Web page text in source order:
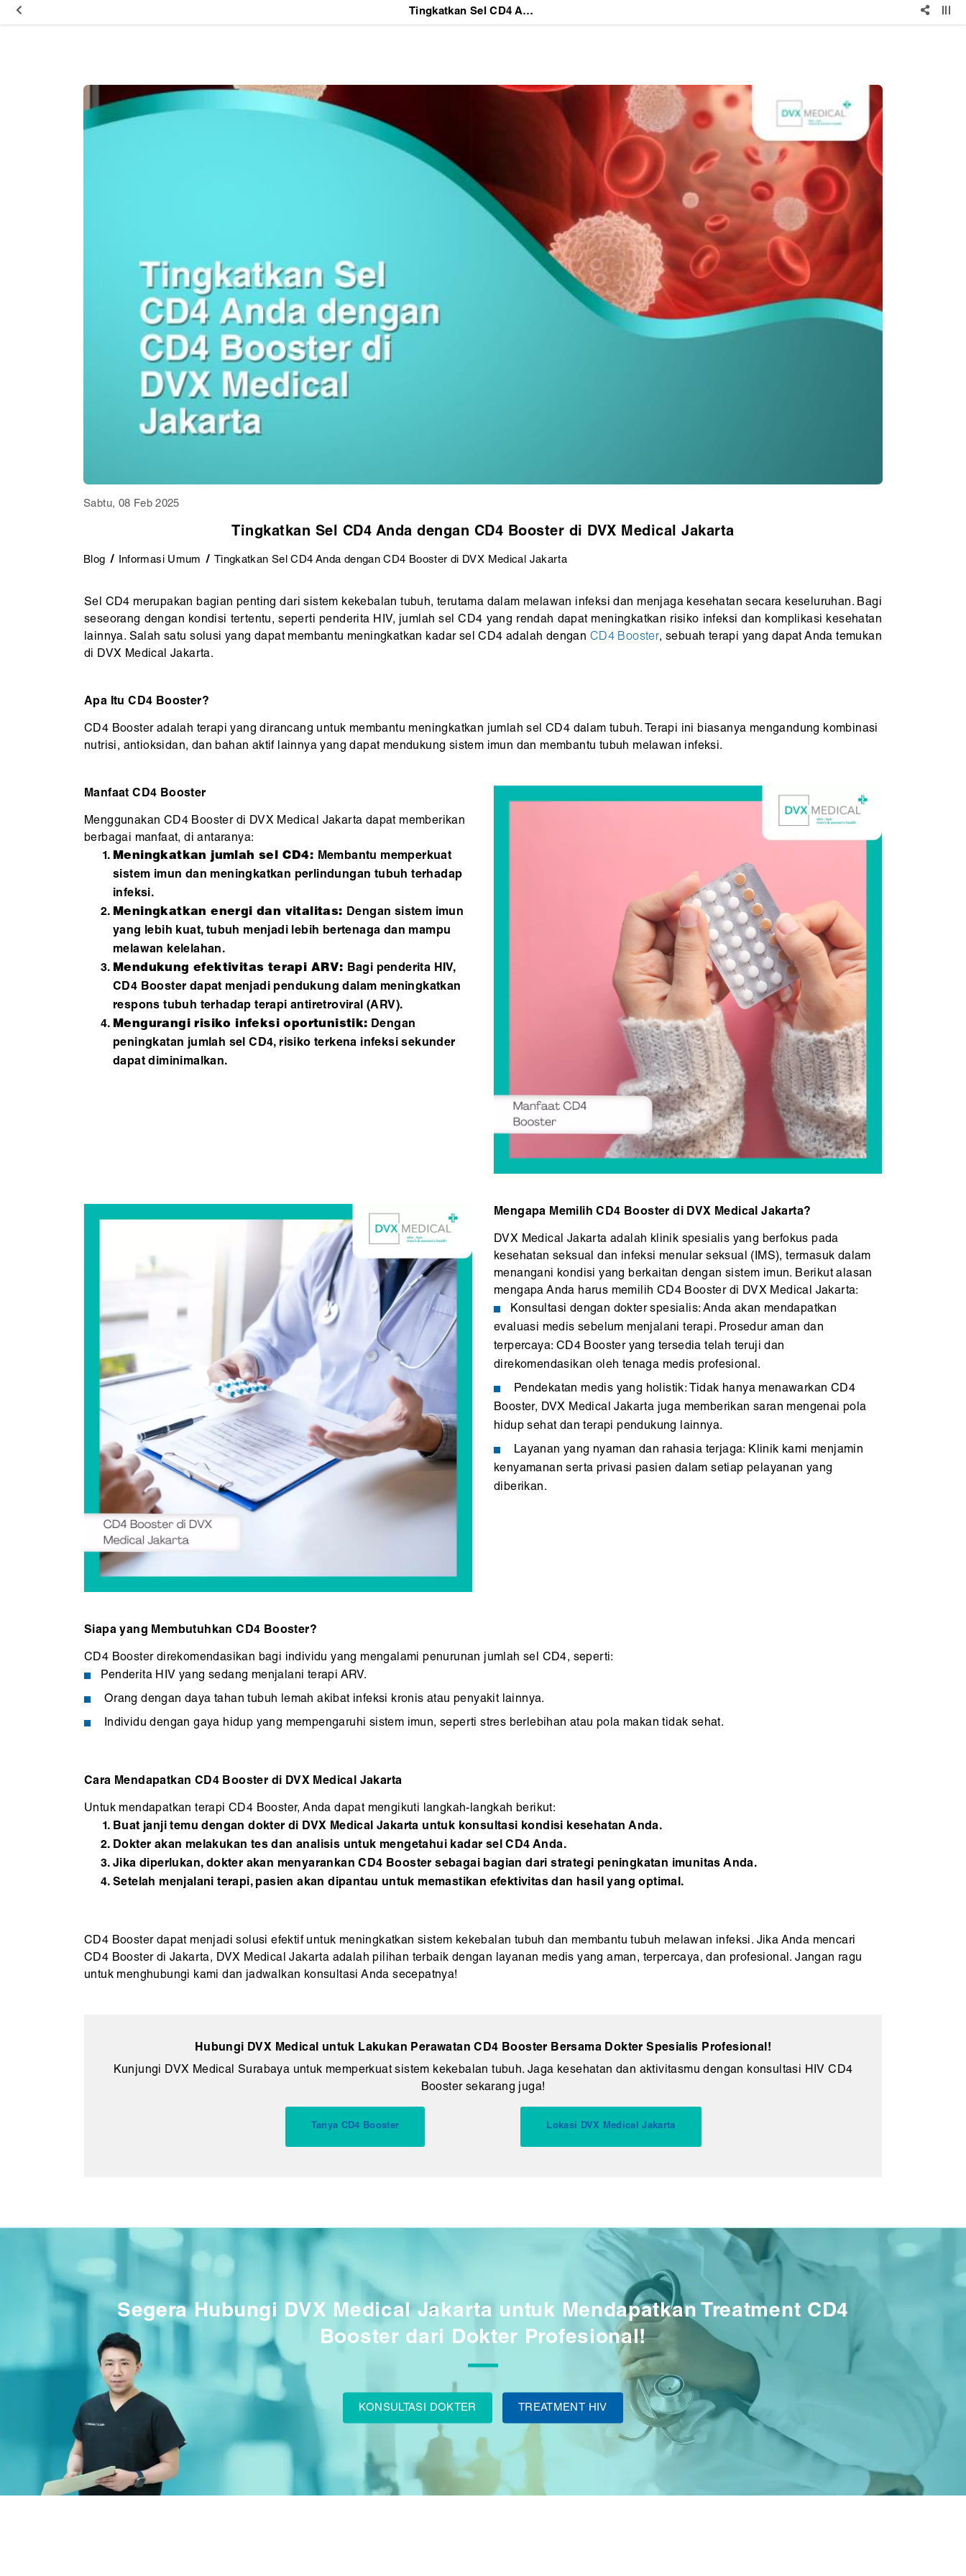
Tingkatkan Sel CD4 Anda dengan CD4 Booster di DVX Medical Jakarta
Sabtu, 08 Feb 2025
Tingkatkan Sel CD4 Anda dengan CD4 Booster di DVX Medical Jakarta
Blog Informasi Umum Tingkatkan Sel CD4 Anda dengan CD4 Booster di DVX Medical Jakarta
Sel CD4 merupakan bagian penting dari sistem kekebalan tubuh, terutama dalam melawan infeksi dan menjaga kesehatan secara keseluruhan. Bagi
seseorang dengan kondisi tertentu, seperti penderita HIV, jumlah sel CD4 yang rendah dapat meningkatkan risiko infeksi dan komplikasi kesehatan
lainnya. Salah satu solusi yang dapat membantu meningkatkan kadar sel CD4 adalah dengan CD4 Booster, sebuah terapi yang dapat Anda temukan
di DVX Medical Jakarta.
Apa Itu CD4 Booster?
CD4 Booster adalah terapi yang dirancang untuk membantu meningkatkan jumlah sel CD4 dalam tubuh. Terapi ini biasanya mengandung kombinasi
nutrisi, antioksidan, dan bahan aktif lainnya yang dapat mendukung sistem imun dan membantu tubuh melawan infeksi.
Manfaat CD4 Booster
Menggunakan CD4 Booster di DVX Medical Jakarta dapat memberikan
berbagai manfaat, di antaranya:
Meningkatkan jumlah sel CD4: Membantu memperkuat
sistem imun dan meningkatkan perlindungan tubuh terhadap
infeksi.
Meningkatkan energi dan vitalitas: Dengan sistem imun
yang lebih kuat, tubuh menjadi lebih bertenaga dan mampu
melawan kelelahan.
Mendukung efektivitas terapi ARV: Bagi penderita HIV,
CD4 Booster dapat menjadi pendukung dalam meningkatkan
respons tubuh terhadap terapi antiretroviral (ARV).
Mengurangi risiko infeksi oportunistik: Dengan
peningkatan jumlah sel CD4, risiko terkena infeksi sekunder
dapat diminimalkan.
Mengapa Memilih CD4 Booster di DVX Medical Jakarta?
DVX Medical Jakarta adalah klinik spesialis yang berfokus pada
kesehatan seksual dan infeksi menular seksual (IMS), termasuk dalam
menangani kondisi yang berkaitan dengan sistem imun. Berikut alasan
mengapa Anda harus memilih CD4 Booster di DVX Medical Jakarta:
Konsultasi dengan dokter spesialis: Anda akan mendapatkan
evaluasi medis sebelum menjalani terapi. Prosedur aman dan
terpercaya: CD4 Booster yang tersedia telah teruji dan
direkomendasikan oleh tenaga medis profesional.
Pendekatan medis yang holistik: Tidak hanya menawarkan CD4
Booster, DVX Medical Jakarta juga memberikan saran mengenai pola
hidup sehat dan terapi pendukung lainnya.
Layanan yang nyaman dan rahasia terjaga: Klinik kami menjamin
kenyamanan serta privasi pasien dalam setiap pelayanan yang
diberikan.
Siapa yang Membutuhkan CD4 Booster?
CD4 Booster direkomendasikan bagi individu yang mengalami penurunan jumlah sel CD4, seperti:
Penderita HIV yang sedang menjalani terapi ARV.
Orang dengan daya tahan tubuh lemah akibat infeksi kronis atau penyakit lainnya.
Individu dengan gaya hidup yang mempengaruhi sistem imun, seperti stres berlebihan atau pola makan tidak sehat.
Cara Mendapatkan CD4 Booster di DVX Medical Jakarta
Untuk mendapatkan terapi CD4 Booster, Anda dapat mengikuti langkah-langkah berikut:
Buat janji temu dengan dokter di DVX Medical Jakarta untuk konsultasi kondisi kesehatan Anda.
Dokter akan melakukan tes dan analisis untuk mengetahui kadar sel CD4 Anda.
Jika diperlukan, dokter akan menyarankan CD4 Booster sebagai bagian dari strategi peningkatan imunitas Anda.
Setelah menjalani terapi, pasien akan dipantau untuk memastikan efektivitas dan hasil yang optimal.
CD4 Booster dapat menjadi solusi efektif untuk meningkatkan sistem kekebalan tubuh dan membantu tubuh melawan infeksi. Jika Anda mencari
CD4 Booster di Jakarta, DVX Medical Jakarta adalah pilihan terbaik dengan layanan medis yang aman, terpercaya, dan profesional. Jangan ragu
untuk menghubungi kami dan jadwalkan konsultasi Anda secepatnya!
Hubungi DVX Medical untuk Lakukan Perawatan CD4 Booster Bersama Dokter Spesialis Profesional!
Kunjungi DVX Medical Surabaya untuk memperkuat sistem kekebalan tubuh. Jaga kesehatan dan aktivitasmu dengan konsultasi HIV CD4
Booster sekarang juga!
Tanya CD4 Booster Lokasi DVX Medical Jakarta
Segera Hubungi DVX Medical Jakarta untuk Mendapatkan Treatment CD4
Booster dari Dokter Profesional!
KONSULTASI DOKTER TREATMENT HIV